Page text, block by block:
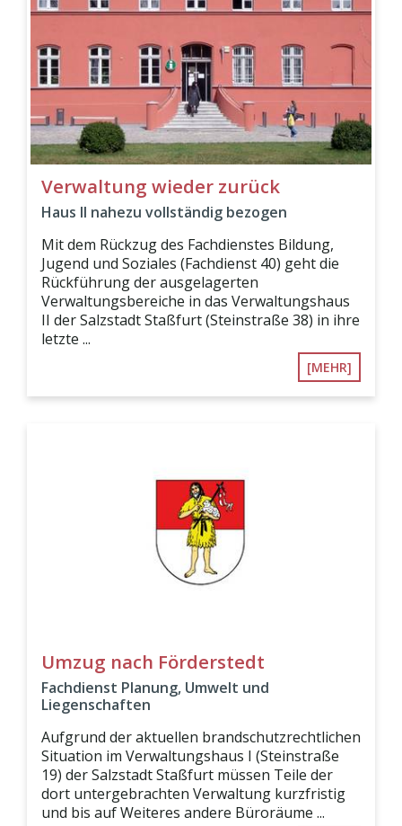
Verwaltung wieder zurück
Haus II nahezu vollständig bezogen
Mit dem Rückzug des Fachdienstes Bildung,
Jugend und Soziales (Fachdienst 40) geht die
Rückführung der ausgelagerten
Verwaltungsbereiche in das Verwaltungshaus
II der Salzstadt Staßfurt (Steinstraße 38) in ihre
letzte ...
[MEHR]
Umzug nach Förderstedt
Fachdienst Planung, Umwelt und
Liegenschaften
Aufgrund der aktuellen brandschutzrechtlichen
Situation im Verwaltungshaus I (Steinstraße
19) der Salzstadt Staßfurt müssen Teile der
dort untergebrachten Verwaltung kurzfristig
und bis auf Weiteres andere Büroräume ...